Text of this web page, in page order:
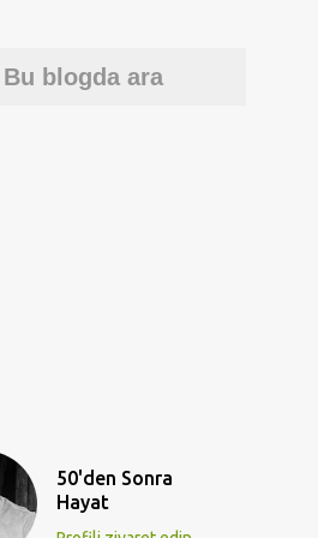
50'den Sonra
Hayat